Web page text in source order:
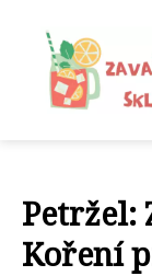
Petržel:
Koření